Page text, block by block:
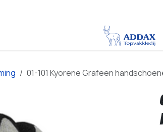
01-101 Kyorene Grafeen